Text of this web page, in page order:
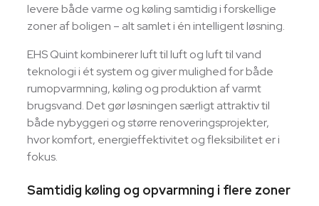
levere både varme og køling samtidig i forskellige
zoner af boligen – alt samlet i én intelligent løsning.
EHS Quint kombinerer luft til luft og luft til vand
teknologi i ét system og giver mulighed for både
rumopvarmning, køling og produktion af varmt
brugsvand. Det gør løsningen særligt attraktiv til
både nybyggeri og større renoveringsprojekter,
hvor komfort, energieffektivitet og fleksibilitet er i
fokus.
Samtidig køling og opvarmning i flere zoner